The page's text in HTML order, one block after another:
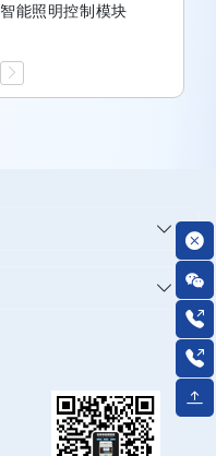
智能照明控制模块